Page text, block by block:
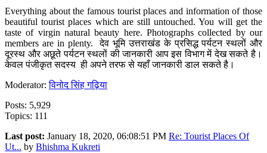
Everything about the famous tourist places and information of those
beautiful tourist places which are still untouched. You will get the
taste of virgin natural beauty here. Photographs collected by our
members are in plenty. देव भूमि उत्तराखंड के प्रसिद्ध पर्यटन स्थलों और
दूरस्थ और अछूते पर्यटन स्थलों की जानकारी आप इस विभाग में देख सकते है।
केवल पंजीकृत सदस्य ही अपने तरफ से यहाँ जानकारी डाल सकते है।
Moderator:विनोद सिंह गढ़िया
Posts: 5,929
Topics: 111
Last post: January 18, 2020, 06:08:51 PM Re: Tourist Places Of
Ut... by Bhishma Kukreti